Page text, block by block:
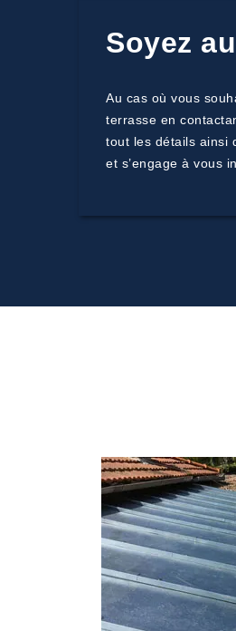
Soyez
Au cas où vous
terrasse en
tout les détails ainsi
et s’engage à vous